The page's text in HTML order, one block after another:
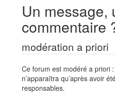
Un message,
commentaire
modération a priori
Ce forum est modéré a priori
n’apparaîtra qu’après avoir
responsables.